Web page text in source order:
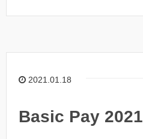
2021.01.18
Basic Pay 2021